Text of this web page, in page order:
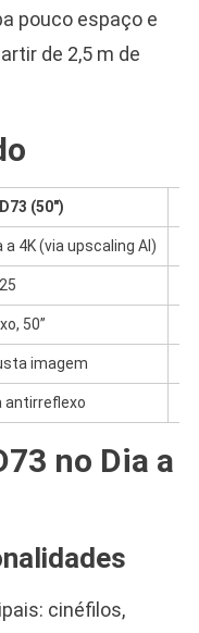
pouco espaço e
de 2,5 m de
(50″)
a 4K (via upscaling AI)
50”
imagem
antirreflexo
no Dia a
cinéfilos,